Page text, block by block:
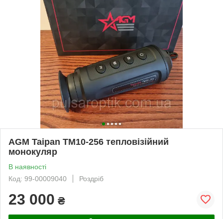
AGM Taipan TM10-256 тепловізійний
монокуляр
В наявності
Код: 99-00009040
Роздріб
23 000 ₴